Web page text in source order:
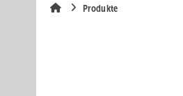
Produkte